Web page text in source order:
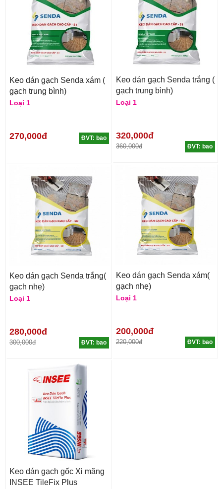
Keo dán gạch Senda xám (
gạch trung bình)
Loại 1
270,000đ ĐVT: bao
Keo dán gạch Senda trắng (
gạch trung bình)
Loại 1
320,000đ
360,000đ ĐVT: bao
Keo dán gạch Senda trắng(
gạch nhẹ)
Loại 1
280,000đ
300,000đ ĐVT: bao
Keo dán gạch Senda xám(
gạch nhẹ)
Loại 1
200,000đ
220,000đ ĐVT: bao
Keo dán gạch gốc Xi măng
INSEE TileFix Plus